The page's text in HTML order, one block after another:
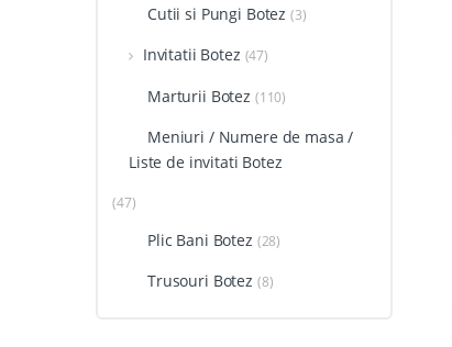
Cutii si Pungi Botez (3)
Invitatii Botez (47)
Marturii Botez (110)
Meniuri / Numere de masa /
Liste de invitati Botez
(47)
Plic Bani Botez (28)
Trusouri Botez (8)